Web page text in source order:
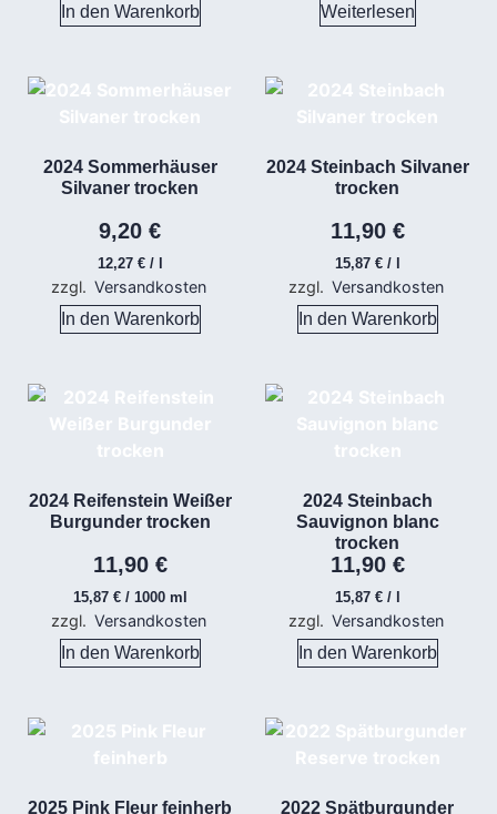
In den Warenkorb
Weiterlesen
2024 Sommerhäuser
Silvaner trocken
9,20 €
12,27 €/ l
zzgl. Versandkosten
In den Warenkorb
2024 Steinbach Silvaner
trocken
11,90 €
15,87 €/ l
zzgl. Versandkosten
In den Warenkorb
2024 Reifenstein Weißer
Burgunder trocken
11,90 €
15,87 €/ 1000 ml
zzgl. Versandkosten
In den Warenkorb
2024 Steinbach
Sauvignon blanc
trocken
11,90 €
15,87 €/ l
zzgl. Versandkosten
In den Warenkorb
2025 Pink Fleur feinherb
2022 Spätburgunder